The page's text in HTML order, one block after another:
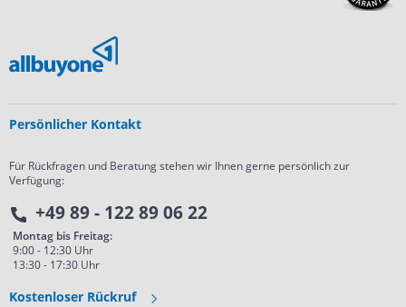
Persönlicher Kontakt
Für Rückfragen und Beratung stehen wir Ihnen gerne persönlich zur
Verfügung:
+49 89 - 122 89 06 22
Montag bis Freitag:
9:00 - 12:30 Uhr
13:30 - 17:30 Uhr
Kostenloser Rückruf